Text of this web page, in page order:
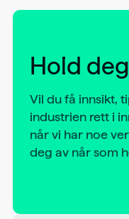
Hold
Vil du få innsikt,
industrien rett i
når vi har noe
deg av når som